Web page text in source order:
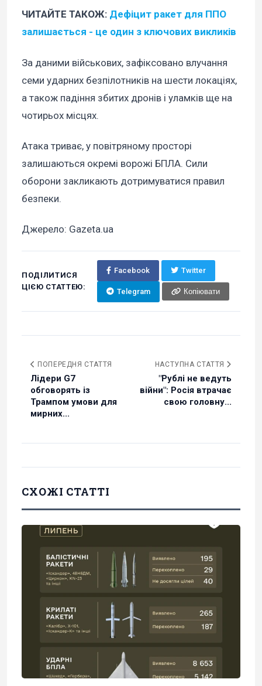
ЧИТАЙТЕ ТАКОЖ: Дефіцит ракет для ППО
залишається - це один з ключових викликів
За даними військових, зафіксовано влучання
семи ударних безпілотників на шести локаціях,
а також падіння збитих дронів і уламків ще на
чотирьох місцях.
Атака триває, у повітряному просторі
залишаються окремі ворожі БПЛА. Сили
оборони закликають дотримуватися правил
безпеки.
Джерело: Gazeta.ua
ПОДІЛИТИСЯ
ЦІЄЮ СТАТТЕЮ:
Facebook Twitter
Telegram Копіювати
ПОПЕРЕДНЯ СТАТТЯ
Лідери G7
обговорять із
Трампом умови для
мирних...
НАСТУПНА СТАТТЯ
"Рублі не ведуть
війни": Росія втрачає
свою головну...
СХОЖІ СТАТТІ